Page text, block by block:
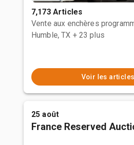
7,173 Articles
Vente aux enchères
Humble, TX + 23 plus
Voir les articles
25 août
France Reserved